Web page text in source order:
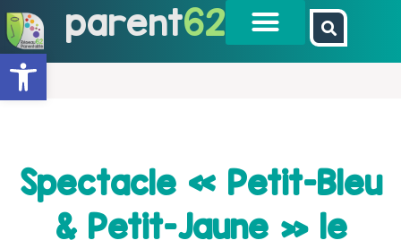
Ouvrir la barre d’outils
parent62
Spectacle « Petit-Bleu
& Petit-Jaune » le